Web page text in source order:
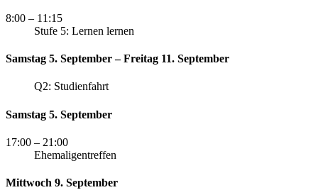
8:00 – 11:15
Stufe 5: Lernen lernen
Samstag 5. September – Freitag 11. September
Q2: Studienfahrt
Samstag 5. September
17:00 – 21:00
Ehemaligentreffen
Mittwoch 9. September